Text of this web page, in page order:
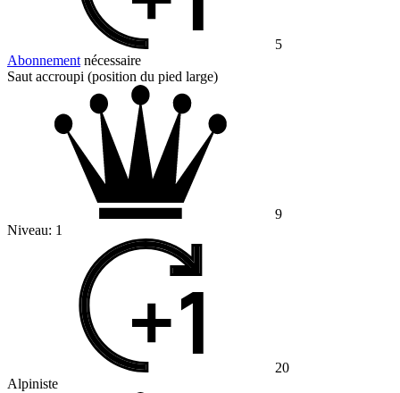
5
Abonnement nécessaire
Saut accroupi (position du pied large)
9
Niveau: 1
20
Alpiniste